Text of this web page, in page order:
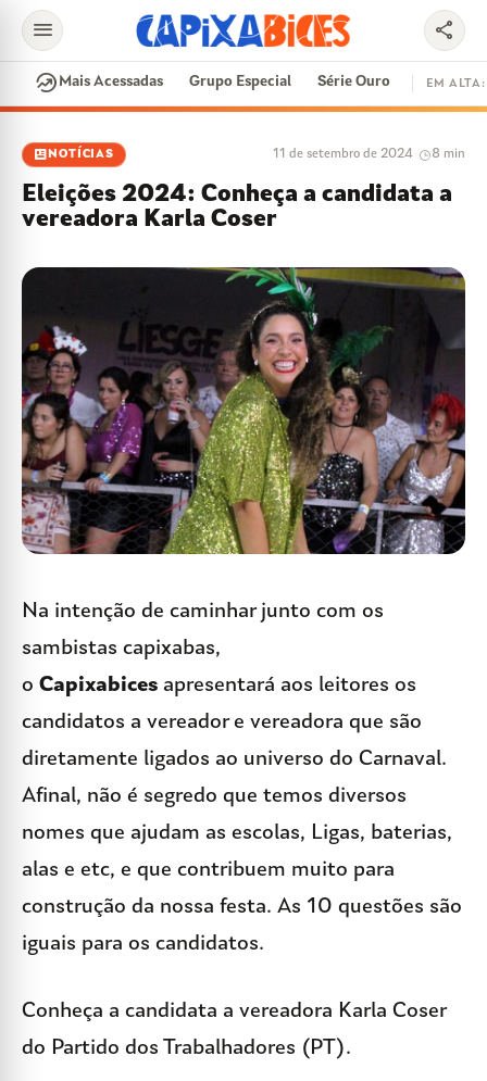
search
EM ALTA
DISPUTA DE SAMBA SAMBA-ENREDO
menu share
whatshot Mais Acessadas Grupo Especial Série Ouro EM ALTA:
newsmode NOTÍCIAS 11 de setembro de 2024· 8 min
Eleições 2024: Conheça a candidata a
vereadora Karla Coser
Na intenção de caminhar junto com os
sambistas capixabas,
o Capixabices apresentará aos leitores os
candidatos a vereador e vereadora que são
diretamente ligados ao universo do Carnaval.
Afinal, não é segredo que temos diversos
nomes que ajudam as escolas, Ligas, baterias,
alas e etc, e que contribuem muito para
construção da nossa festa. As 10 questões são
iguais para os candidatos.
Conheça a candidata a vereadora Karla Coser
do Partido dos Trabalhadores (PT).